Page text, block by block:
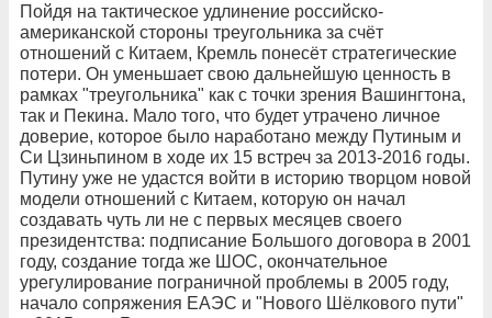
Пойдя на тактическое удлинение российско-
американской стороны треугольника за счёт
отношений с Китаем, Кремль понесёт стратегические
потери. Он уменьшает свою дальнейшую ценность в
рамках "треугольника" как с точки зрения Вашингтона,
так и Пекина. Мало того, что будет утрачено личное
доверие, которое было наработано между Путиным и
Си Цзиньпином в ходе их 15 встреч за 2013-2016 годы.
Путину уже не удастся войти в историю творцом новой
модели отношений с Китаем, которую он начал
создавать чуть ли не с первых месяцев своего
президентства: подписание Большого договора в 2001
году, создание тогда же ШОС, окончательное
урегулирование пограничной проблемы в 2005 году,
начало сопряжения ЕАЭС и "Нового Шёлкового пути"